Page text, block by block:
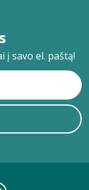
į savo el. paštą!